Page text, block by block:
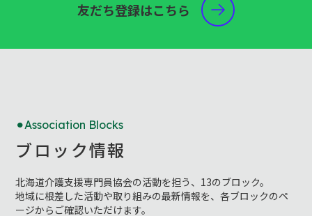
友だち登録はこちら
Association Blocks
ブロック情報
北海道介護支援専門員協会の活動を担う、13のブロック。
地域に根差した活動や取り組みの最新情報を、各ブロックのペ
ージからご確認いただけます。